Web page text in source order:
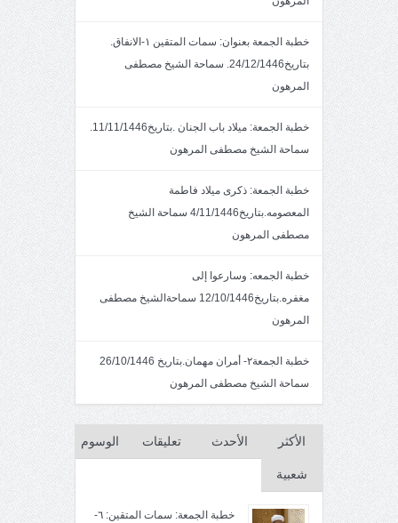
خطبة الجمعة بعنوان: سمات المتقين ١-الانفاق.
بتاريخ24/12/1446. سماحة الشيخ مصطفى
المرهون
خطبة الجمعة: ميلاد باب الجنان .بتاريخ11/11/1446.
سماحة الشيخ مصطفى المرهون
خطبة الجمعة: ذكرى ميلاد فاطمة
المعصومه.بتاريخ4/11/1446 سماحة الشيخ
مصطفى المرهون
خطبة الجمعه: وسارعوا إلى
مغفره.بتاريخ12/10/1446 سماحةالشيخ مصطفى
المرهون
خطبة الجمعة٢- أمران مهمان.بتاريخ 26/10/1446
سماحة الشيخ مصطفى المرهون
الأكثر
شعبية
الأحدث تعليقات الوسوم
خطبة الجمعة: سمات المتقين: ٦-